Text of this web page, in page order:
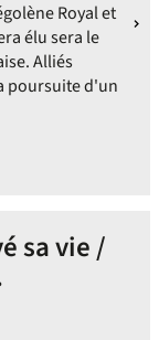
Royal et
élu sera le
Alliés
poursuite d'un
sa vie /